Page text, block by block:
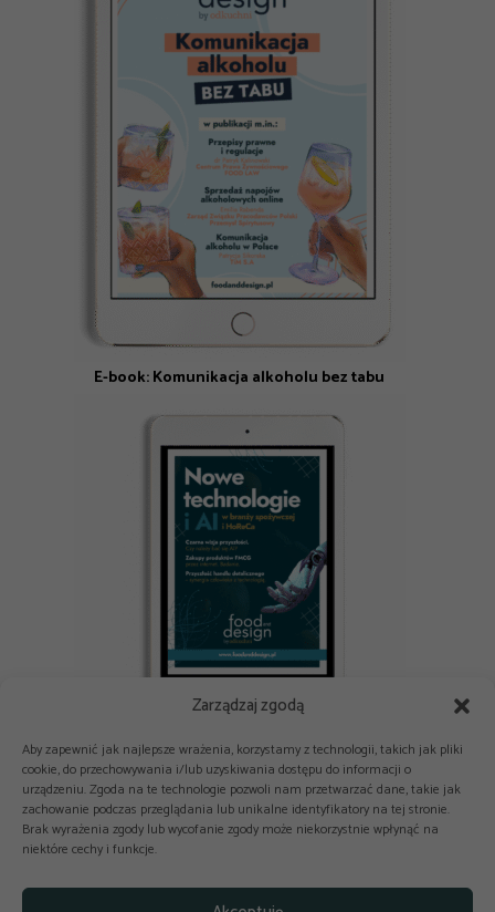
Zarządzaj zgodą
Aby zapewnić jak najlepsze wrażenia, korzystamy z technologii, takich jak pliki
cookie, do przechowywania i/lub uzyskiwania dostępu do informacji o
urządzeniu. Zgoda na te technologie pozwoli nam przetwarzać dane, takie jak
zachowanie podczas przeglądania lub unikalne identyfikatory na tej stronie.
Brak wyrażenia zgody lub wycofanie zgody może niekorzystnie wpłynąć na
niektóre cechy i funkcje.
E-book: Komunikacja alkoholu bez tabu
E-book: Nowe technologie i AI w branży spożywczej i HoReCa
Copyright © 2025-2026 odkuchni.co